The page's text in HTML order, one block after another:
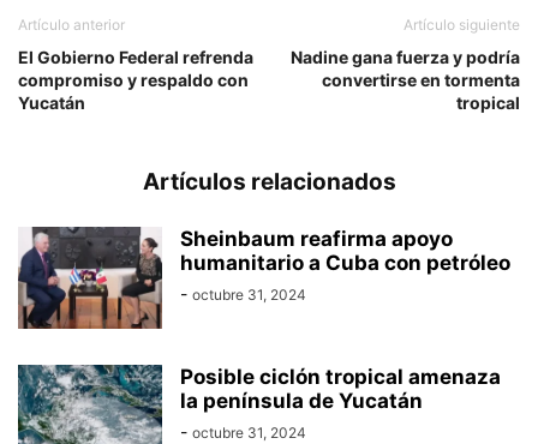
Artículo anterior
El Gobierno Federal refrenda
compromiso y respaldo con
Yucatán
Artículo siguiente
Nadine gana fuerza y podría
convertirse en tormenta
tropical
Artículos relacionados
Sheinbaum reafirma apoyo
humanitario a Cuba con petróleo
- octubre 31, 2024
Posible ciclón tropical amenaza
la península de Yucatán
- octubre 31, 2024